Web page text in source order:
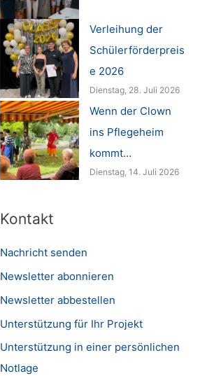
Verleihung der
Schülerförderpreis
e 2026
Dienstag, 28. Juli 2026
Wenn der Clown
ins Pflegeheim
kommt…
Dienstag, 14. Juli 2026
Kontakt
Nachricht senden
Newsletter abonnieren
Newsletter abbestellen
Unterstützung für Ihr Projekt
Unterstützung in einer persönlichen
Notlage